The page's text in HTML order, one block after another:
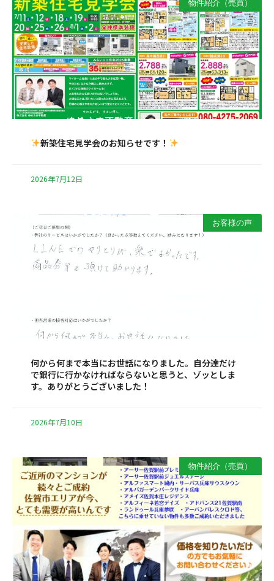
物件紹介（売買）
新築住宅見学会のお知らせです！
2026年7月12日
お客様の声
何から何まで本当にお世話になりました。自分達だけ
で銀行に行かなければならないと思うと、ゾッとしま
す。ありがとうございました！
2026年7月10日
物件紹介（売買）